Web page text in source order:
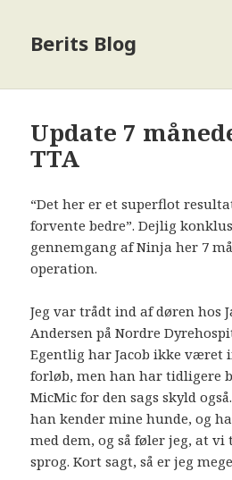
Berits Blog
Update 7
TTA
“Det her er et superflot
forvente bedre”. Dejlig
gennemgang af Ninja her 7
operation.
Jeg var trådt ind af døren hos
Andersen på Nordre
Egentlig har Jacob ikke været
forløb, men han har tidligere
MicMic for den sags skyld
han kender mine hunde, og
med dem, og så føler jeg, at vi
sprog. Kort sagt, så er jeg